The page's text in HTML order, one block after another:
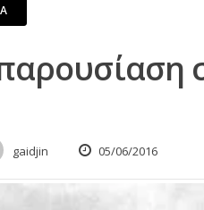
gaidjin 05/06/2016